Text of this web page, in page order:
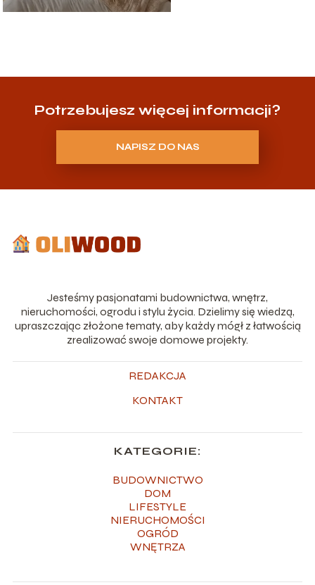
Potrzebujesz więcej informacji?
NAPISZ DO NAS
Jesteśmy pasjonatami budownictwa, wnętrz,
nieruchomości, ogrodu i stylu życia. Dzielimy się wiedzą,
upraszczając złożone tematy, aby każdy mógł z łatwością
zrealizować swoje domowe projekty.
REDAKCJA
KONTAKT
KATEGORIE:
BUDOWNICTWO
DOM
LIFESTYLE
NIERUCHOMOŚCI
OGRÓD
WNĘTRZA